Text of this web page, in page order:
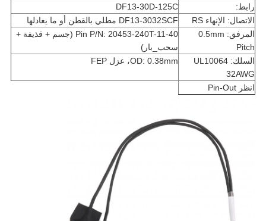
رابط:
DF13-30D-125C
الاتصال: الإنهاء RS
DF13-3032SCF مطلي بالقطن أو ما يعادلها
المرفق: 0.5mm
Pitch
40-Pin P/N: 20453-240T-11 (جسم + قذيفة +
سحب_بار)
السلك: UL10064
32AWG
OD: 0.38mm، عزل FEP
انظر Pin-Out